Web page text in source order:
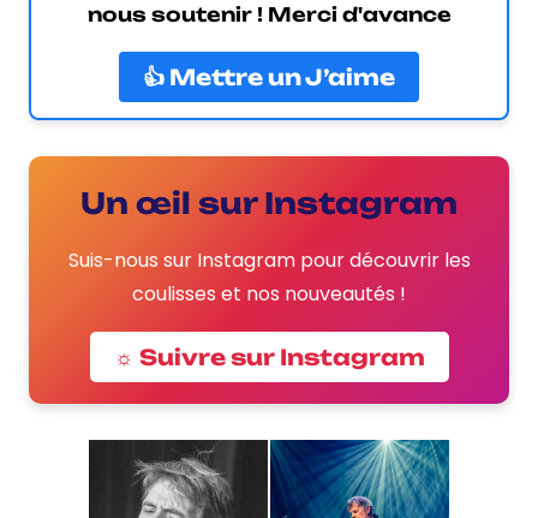
nous soutenir ! Merci d'avance
👍 Mettre un J’aime
Un œil sur Instagram
Suis-nous sur Instagram pour découvrir les
coulisses et nos nouveautés !
☼ Suivre sur Instagram